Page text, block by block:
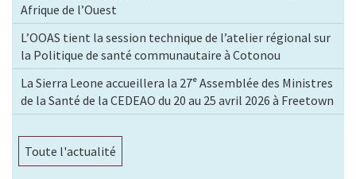
Afrique de l’Ouest
L’OOAS tient la session technique de l’atelier régional sur
la Politique de santé communautaire à Cotonou
La Sierra Leone accueillera la 27ᵉ Assemblée des Ministres
de la Santé de la CEDEAO du 20 au 25 avril 2026 à Freetown
Toute l'actualité